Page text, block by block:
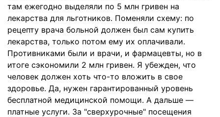
там ежегодно выделяли по 5 млн гривен на
лекарства для льготников. Поменяли схему: по
рецепту врача больной должен был сам купить
лекарства, только потом ему их оплачивали.
Противниками были и врачи, и фармацевты, но в
итоге сэкономили 2 млн гривен. Я убежден, что
человек должен хоть что-то вложить в свое
здоровье. Да, нужен гарантированный уровень
бесплатной медицинской помощи. А дальше —
платные услуги. За "сверхурочные" посещения